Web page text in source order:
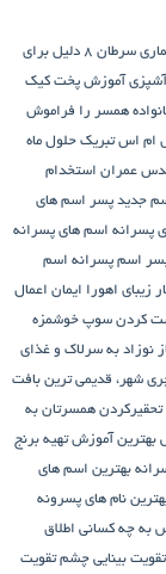
8 دلیل برای
آشپزی آموزش پخت کیک
همسر را فراموش
ام اس تبریک حلول ماه
عمران استخدام
جدید پسر اسم های
پسرانه اسم های پسرانه
اسم پسرانه اسم
زیبای اهورا ایمان اعمال
کردن سوپ خوشمزه
نوزاد به سرلاک و غذای
شهر، قدیمی ترین بافت
تحقیرکردن همسرتان به
بهترین آموزش تهیه برنج
بهترین اسم های
نام های پسرونه
به چه کسانی اطلاق
تقویت بینایی چشم تقویت